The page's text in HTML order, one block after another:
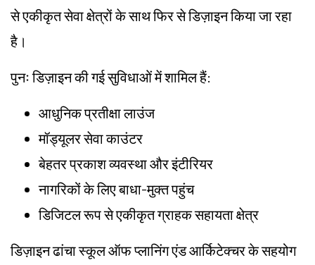
से एकीकृत सेवा क्षेत्रों के साथ फिर से डिज़ाइन किया जा रहा
है।
पुनः डिज़ाइन की गई सुविधाओं में शामिल हैं:
आधुनिक प्रतीक्षा लाउंज
मॉड्यूलर सेवा काउंटर
बेहतर प्रकाश व्यवस्था और इंटीरियर
नागरिकों के लिए बाधा-मुक्त पहुंच
डिजिटल रूप से एकीकृत ग्राहक सहायता क्षेत्र
डिज़ाइन ढांचा स्कूल ऑफ प्लानिंग एंड आर्किटेक्चर के सहयोग